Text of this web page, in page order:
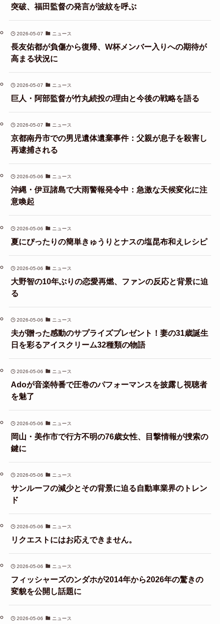
突破、福田監督の発言が波紋を呼ぶ
2026-05-07 ニュース
長友佑都が負傷から復帰、W杯メンバー入りへの期待が
高まる状況に
2026-05-07 ニュース
巨人・阿部監督が竹丸続投の理由と今後の戦略を語る
2026-05-07 ニュース
京都南丹市での男児遺体遺棄事件：父親が息子を殺害し
再逮捕される
2026-05-06 ニュース
沖縄・伊豆諸島で大雨警報発令中：急激な天候変化に注
意喚起
2026-05-06 ニュース
夏にぴったりの簡単きゅうりとナスの塩昆布和えレシピ
2026-05-06 ニュース
大野智の10年ぶりの恋愛再燃、ファンの反応と背景に迫
る
2026-05-06 ニュース
夫が贈った感動のサプライズプレゼント！妻の31歳誕生
日を彩るアイスクリーム32種類の物語
2026-05-06 ニュース
Adoが音楽特番で圧巻のパフォーマンスを披露し視聴者
を魅了
2026-05-06 ニュース
岡山・美作市で行方不明の76歳女性、目撃情報が捜索の
鍵に
2026-05-06 ニュース
サンルーフの減少とその背景に迫る自動車業界のトレン
ド
2026-05-06 ニュース
リクエストにはお応えできません。
2026-05-06 ニュース
フィッシャーズのンダホが2014年から2026年の驚きの
変貌を公開し話題に
2026-05-06 ニュース